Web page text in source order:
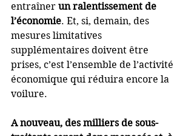
entraîner un ralentissement de
l’économie. Et, si, demain, des
mesures limitatives
supplémentaires doivent être
prises, c’est l’ensemble de l’activité
économique qui réduira encore la
voilure.
A nouveau, des milliers de sous-